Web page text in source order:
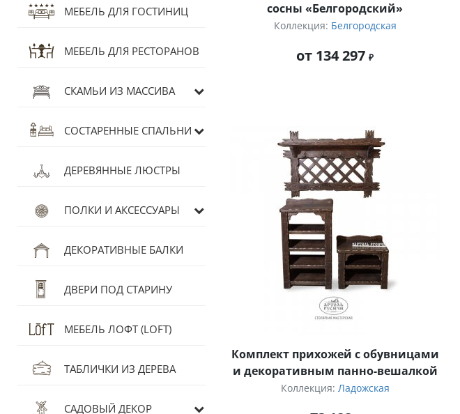
сосны «Белгородский»
Коллекция: Белгородская
от 134 297
Комплект прихожей с обувницами
и декоративным панно-вешалкой
Коллекция: Ладожская
МЕБЕЛЬ ДЛЯ ГОСТИНИЦ
МЕБЕЛЬ ДЛЯ РЕСТОРАНОВ
СКАМЬИ ИЗ МАССИВА
СОСТАРЕННЫЕ СПАЛЬНИ
ДЕРЕВЯННЫЕ ЛЮСТРЫ
ПОЛКИ И АКСЕССУАРЫ
ДЕКОРАТИВНЫЕ БАЛКИ
ДВЕРИ ПОД СТАРИНУ
МЕБЕЛЬ ЛОФТ (LOFT)
ТАБЛИЧКИ ИЗ ДЕРЕВА
САДОВЫЙ ДЕКОР